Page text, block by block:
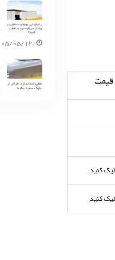
قیمت
کنید
کنید
05/05/12